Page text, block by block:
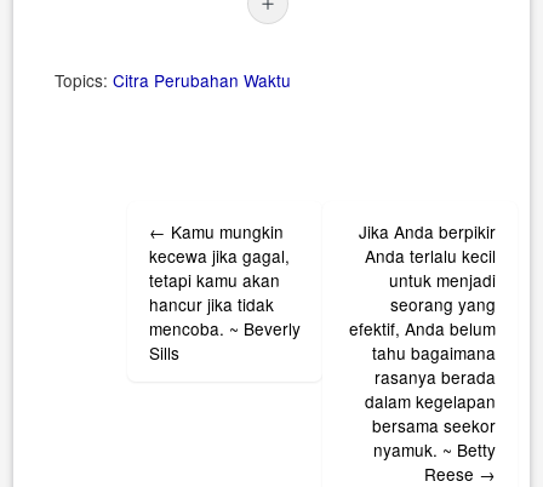
Topics: Citra Perubahan Waktu
navigation
← Kamu mungkin
kecewa jika gagal,
tetapi kamu akan
hancur jika tidak
mencoba. ~ Beverly
Sills
Jika Anda berpikir
Anda terlalu kecil
untuk menjadi
seorang yang
efektif, Anda belum
tahu bagaimana
rasanya berada
dalam kegelapan
bersama seekor
nyamuk. ~ Betty
Reese →